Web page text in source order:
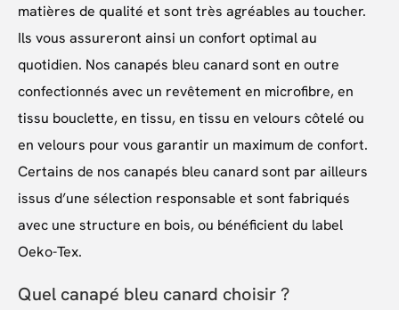
matières de qualité et sont très agréables au toucher.
Ils vous assureront ainsi un confort optimal au
quotidien. Nos canapés bleu canard sont en outre
confectionnés avec un revêtement en microfibre, en
tissu bouclette, en tissu, en tissu en velours côtelé ou
en velours pour vous garantir un maximum de confort.
Certains de nos canapés bleu canard sont par ailleurs
issus d’une sélection responsable et sont fabriqués
avec une structure en bois, ou bénéficient du label
Oeko-Tex.
Quel canapé bleu canard choisir ?